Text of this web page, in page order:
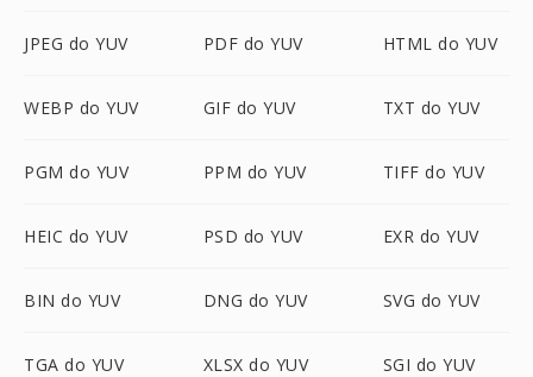
JPEG do YUV PDF do YUV HTML do YUV
WEBP do YUV GIF do YUV TXT do YUV
PGM do YUV PPM do YUV TIFF do YUV
HEIC do YUV PSD do YUV EXR do YUV
BIN do YUV DNG do YUV SVG do YUV
TGA do YUV XLSX do YUV SGI do YUV